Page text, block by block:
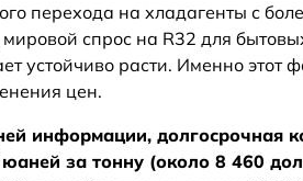
перехода на хладагенты с
спрос на R32 для
устойчиво расти. Именно этот
цен.
информации, долгосрочная
юаней за тонну (около 8 460